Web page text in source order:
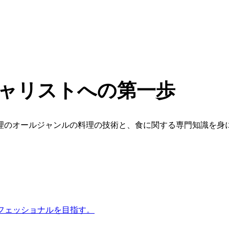
リストへの第一歩
オールジャンルの料理の技術と、食に関する専門知識を身
ッショナルを目指す。